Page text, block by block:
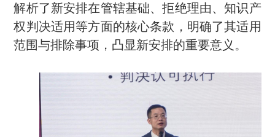
解析了新安排在管辖基础、拒绝理由、 知识产
权判决适用等方面的核心条款，明确了其适用
范围与排除事项，凸显新安排的重要意义。